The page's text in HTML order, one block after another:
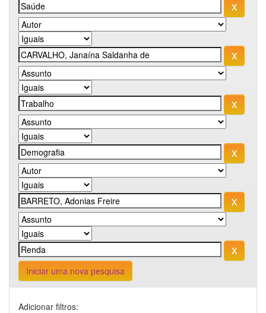
Iniciar uma nova pesquisa
Adicionar filtros: